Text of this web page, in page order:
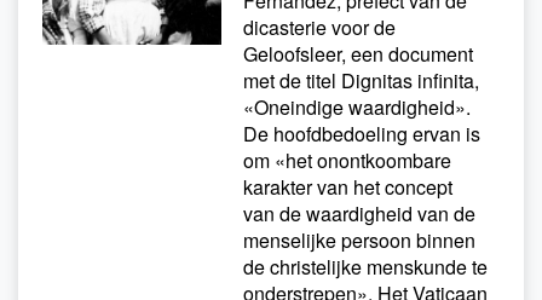
dicasterie voor de
Geloofsleer, een document
met de titel Dignitas infinita,
«Oneindige waardigheid».
De hoofdbedoeling ervan is
om «het onontkoombare
karakter van het concept
van de waardigheid van de
menselijke persoon binnen
de christelijke menskunde te
onderstrepen». Het Vaticaan